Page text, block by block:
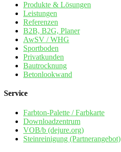
Produkte & Lösungen
Leistungen
Referenzen
B2B, B2G, Planer
AwSV / WHG
Sportboden
Privatkunden
Bautrocknung
Betonlookwand
Service
Farbton-Palette / Farbkarte
Downloadzentrum
VOB/b (dejure.org)
Steinreinigung (Partnerangebot)